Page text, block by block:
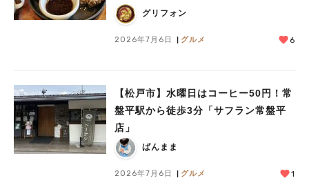
グリフォン
2026年7月6日 グルメ 6
【松戸市】水曜日はコーヒー50円！常
盤平駅から徒歩3分「サフラン常盤平
店」
ぱんまま
2026年7月6日 グルメ 1